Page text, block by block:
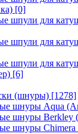
[0]
шпули для
шпули для
шпули для
[6]
(шнуры) [1278]
шнуры Aqua
шнуры Berkley
шнуры